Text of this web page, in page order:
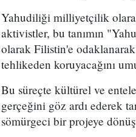
Yahudiliği milliyetçilik
aktivistler, bu tanımın
olarak Filistin'e
tehlikeden koruyacağını
Bu süreçte kültürel ve
gerçeğini göz ardı ederek
sömürgeci bir projeye